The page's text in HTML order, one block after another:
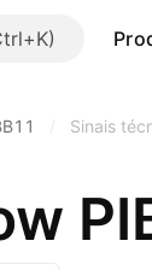
Sinais